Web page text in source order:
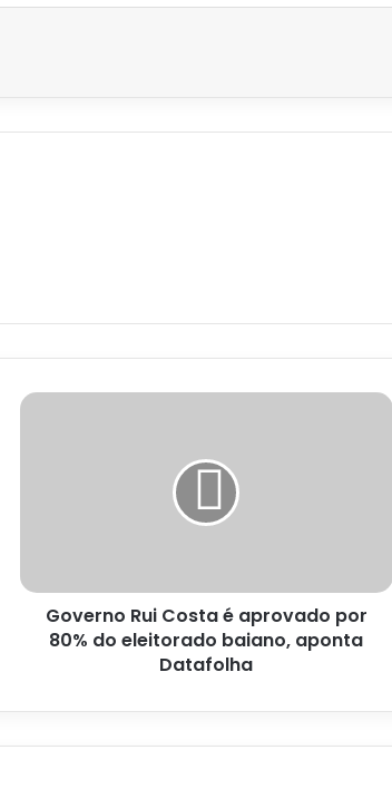
Governo
eleitorado
baiano,
aponta
Governo Rui Costa é aprovado por
80% do eleitorado baiano, aponta
Datafolha